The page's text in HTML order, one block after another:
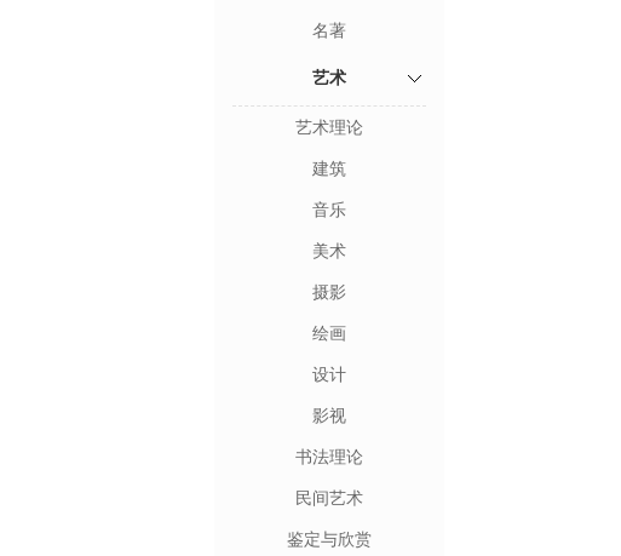
名著
艺术
艺术理论
建筑
音乐
美术
摄影
绘画
设计
影视
书法理论
民间艺术
鉴定与欣赏